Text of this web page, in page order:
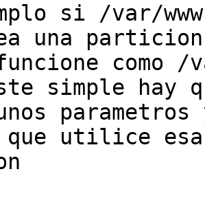
si /var/
una particion
como /
simple hay
que utilice esa